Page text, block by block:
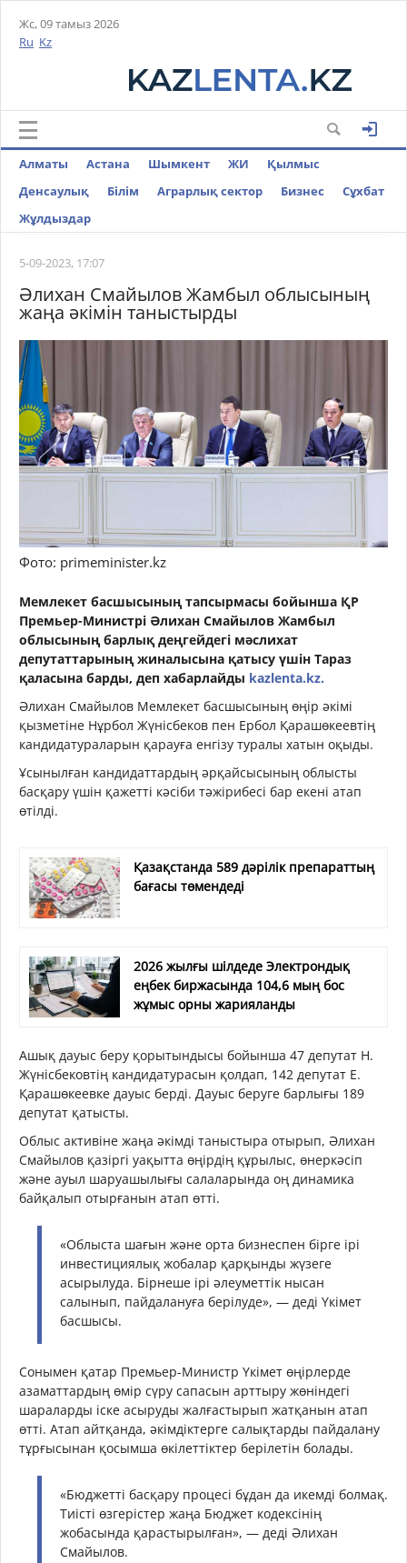
Жс, 09 тамыз 2026
Ru Kz
Алматы Астана Шымкент ЖИ
Қылмыс
Денсаулық
Білім Аграрлық сектор Бизнес
Cұхбат
Жұлдыздар
5-09-2023, 17:07
Әлихан Смайылов Жамбыл облысының
жаңа әкімін таныстырды
Фото: primeminister.kz
Мемлекет басшысының тапсырмасы бойынша ҚР
Премьер-Министрі Әлихан Смайылов Жамбыл
облысының барлық деңгейдегі мәслихат
депутаттарының жиналысына қатысу үшін Тараз
қаласына барды, деп хабарлайды kazlenta.kz.
Әлихан Смайылов Мемлекет басшысының өңір әкімі
қызметіне Нұрбол Жүнісбеков пен Ербол Қарашөкеевтің
кандидатураларын қарауға енгізу туралы хатын оқыды.
Ұсынылған кандидаттардың әрқайсысының облысты
басқару үшін қажетті кәсіби тәжірибесі бар екені атап
өтілді.
Қазақстанда 589 дәрілік препараттың
бағасы төмендеді
2026 жылғы шілдеде Электрондық
еңбек биржасында 104,6 мың бос
жұмыс орны жарияланды
Ашық дауыс беру қорытындысы бойынша 47 депутат Н.
Жүнісбековтің кандидатурасын қолдап, 142 депутат Е.
Қарашөкеевке дауыс берді. Дауыс беруге барлығы 189
депутат қатысты.
Облыс активіне жаңа әкімді таныстыра отырып, Әлихан
Смайылов қазіргі уақытта өңірдің құрылыс, өнеркәсіп
және ауыл шаруашылығы салаларында оң динамика
байқалып отырғанын атап өтті.
«Облыста шағын және орта бизнеспен бірге ірі
инвестициялық жобалар қарқынды жүзеге
асырылуда. Бірнеше ірі әлеуметтік нысан
салынып, пайдалануға берілуде», — деді Үкімет
басшысы.
Сонымен қатар Премьер-Министр Үкімет өңірлерде
азаматтардың өмір сүру сапасын арттыру жөніндегі
шараларды іске асыруды жалғастырып жатқанын атап
өтті. Атап айтқанда, әкімдіктерге салықтарды пайдалану
тұрғысынан қосымша өкілеттіктер берілетін болады.
«Бюджетті басқару процесі бұдан да икемді болмақ.
Тиісті өзгерістер жаңа Бюджет кодексінің
жобасында қарастырылған», — деді Әлихан
Смайылов.